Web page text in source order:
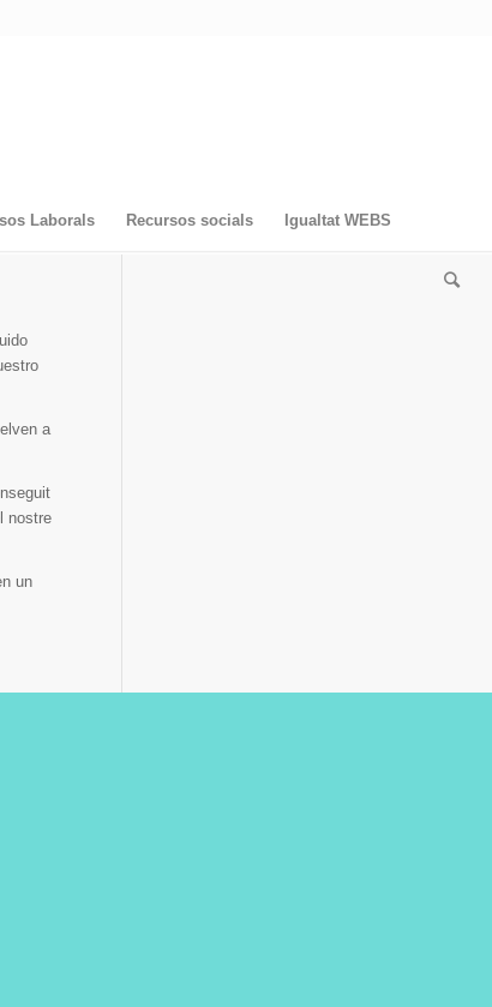
Laborals Recursos socials Igualtat WEBS
a
nostre
un